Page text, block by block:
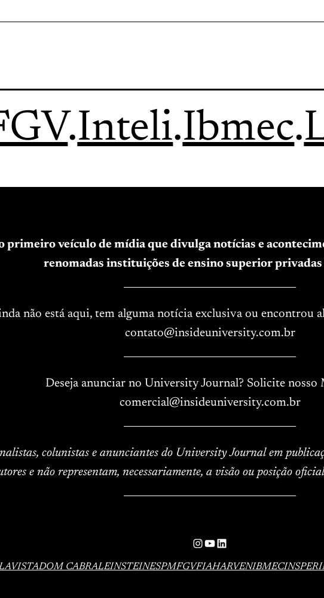
.Inteli.Ibmec.
primeiro veículo de mídia que divulga notícias e
renomadas instituições de ensino superior
não está aqui, tem alguma notícia exclusiva ou encontrou
contato@insideuniversity.com.br
Deseja anunciar no University Journal? Solicite
comercial@insideuniversity.com.br
colunistas e anunciantes do University Journal em
e não representam, necessariamente, a visão ou posição
Instagram
YouTube
LinkedIn
DOM CABRALEINSTEINESPMFGVFIAHARVENIBMECINSPER